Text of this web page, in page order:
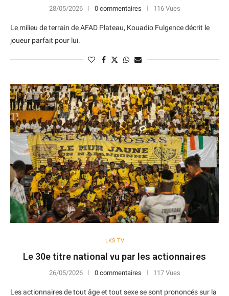
28/05/2026 0 commentaires 116 Vues
Le milieu de terrain de AFAD Plateau, Kouadio Fulgence décrit le
joueur parfait pour lui.
LKS TV
Le 30e titre national vu par les actionnaires
26/05/2026 0 commentaires 117 Vues
Les actionnaires de tout âge et tout sexe se sont prononcés sur la